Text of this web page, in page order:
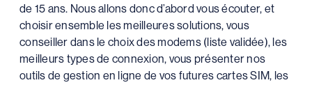
de 15 ans. Nous allons donc d’abord vous écouter, et
choisir ensemble les meilleures solutions, vous
conseiller dans le choix des modems (liste validée), les
meilleurs types de connexion, vous présenter nos
outils de gestion en ligne de vos futures cartes SIM, les